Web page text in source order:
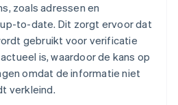
zoals adressen en
to-date. Dit zorgt ervoor dat
gebruikt voor verificatie
is, waardoor de kans op
omdat de informatie niet
verkleind.